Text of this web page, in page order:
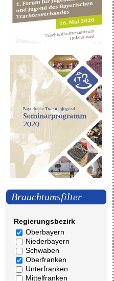
Brauchtumsfilter
Regierungsbezirk
Oberbayern
Niederbayern
Schwaben
Oberfranken
Unterfranken
Mittelfranken